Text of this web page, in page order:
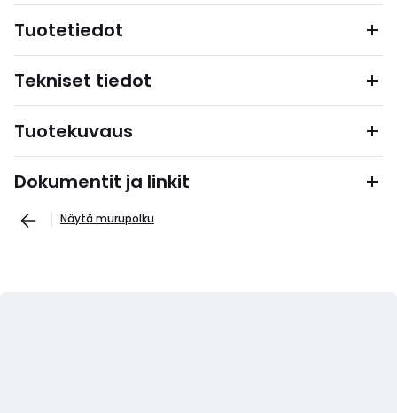
Tuotetiedot
Tekniset tiedot
Tuotekuvaus
Dokumentit ja linkit
Näytä murupolku